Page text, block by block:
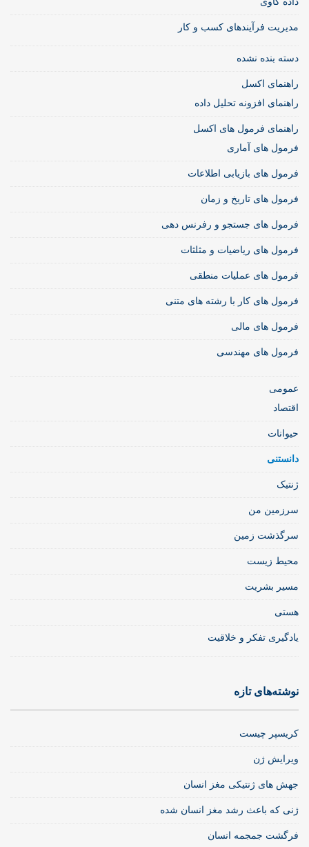
مدیریت فرآیندهای کسب و کار
دسته بنده نشده
راهنمای اکسل
راهنمای افزونه تحلیل داده
راهنمای فرمول های اکسل
فرمول های آماری
فرمول های بازیابی اطلاعات
فرمول های تاریخ و زمان
فرمول های جستجو و رفرنس دهی
فرمول های ریاضیات و مثلثات
فرمول های عملیات منطقی
فرمول های کار با رشته های متنی
فرمول های مالی
فرمول های مهندسی
عمومی
اقتصاد
حیوانات
دانستنی
ژنتیک
سرزمین من
سرگذشت زمین
محیط زیست
مسیر بشریت
هستی
یادگیری تفکر و خلاقیت
نوشته‌های تازه
کریسپر چیست
ویرایش ژن
جهش های ژنتیکی مغز انسان
ژنی که باعث رشد مغز انسان شده
فرگشت جمجمه انسان